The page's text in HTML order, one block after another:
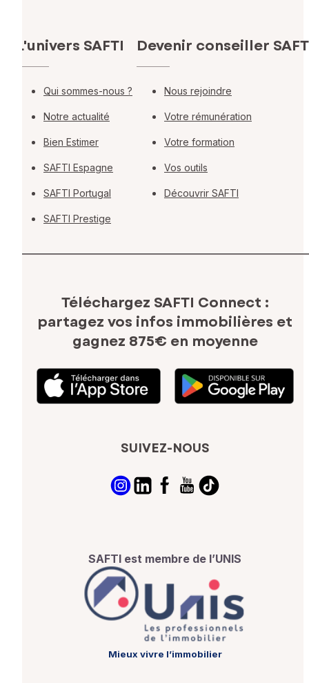
L'univers SAFTI
Qui sommes-nous ?
Notre actualité
Bien Estimer
SAFTI Espagne
SAFTI Portugal
SAFTI Prestige
Devenir conseiller
Nous rejoindre
Votre rémunération
Votre formation
Vos outils
Découvrir SAFTI
Téléchargez SAFTI Connect :
partagez vos infos immobilières et
gagnez 875€ en moyenne
SUIVEZ-NOUS
SAFTI est membre de l’UNIS
Mieux vivre l’immobilier